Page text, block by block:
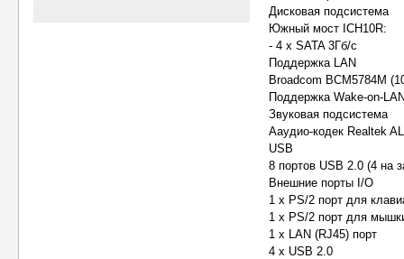
Дисковая подсистема
Южный мост ICH10R:
- 4 x SATA 3Гб/с
Поддержка LAN
Broadcom BCM5784M
Поддержка Wake-on-
Звуковая подсистема
Ааудио-кодек Realtek
USB
8 портов USB 2.0 (4 на
Внешние порты I/O
1 x PS/2 порт для
1 х PS/2 порт для
1 x LAN (RJ45) порт
4 x USB 2.0